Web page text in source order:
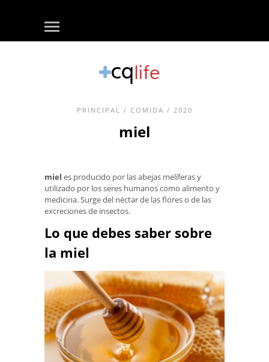
PRINCIPAL / COMIDA / 2020
miel
miel es producido por las abejas melíferas y
utilizado por los seres humanos como alimento y
medicina. Surge del néctar de las flores o de las
excreciones de insectos.
Lo que debes saber sobre
la miel